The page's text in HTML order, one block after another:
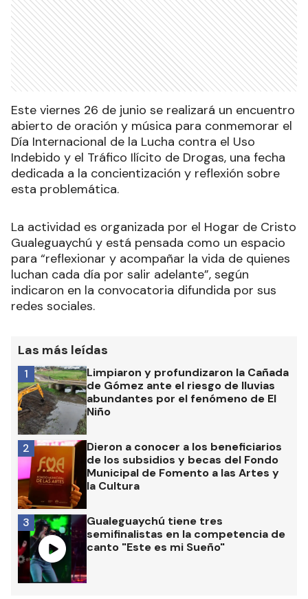
Este viernes 26 de junio se realizará un encuentro
abierto de oración y música para conmemorar el
Día Internacional de la Lucha contra el Uso
Indebido y el Tráfico Ilícito de Drogas, una fecha
dedicada a la concientización y reflexión sobre
esta problemática.
La actividad es organizada por el Hogar de Cristo
Gualeguaychú y está pensada como un espacio
para “reflexionar y acompañar la vida de quienes
luchan cada día por salir adelante”, según
indicaron en la convocatoria difundida por sus
redes sociales.
Las más leídas
Limpiaron y profundizaron la Cañada
de Gómez ante el riesgo de lluvias
abundantes por el fenómeno de El
Niño
1
Dieron a conocer a los beneficiarios
de los subsidios y becas del Fondo
Municipal de Fomento a las Artes y
la Cultura
2
Gualeguaychú tiene tres
semifinalistas en la competencia de
canto "Este es mi Sueño"
3